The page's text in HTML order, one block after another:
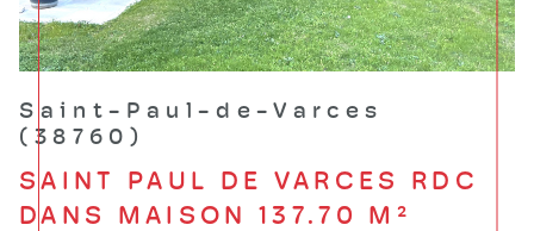
Saint-Paul-de-Varces
(38760)
SAINT PAUL DE VARCES RDC
DANS MAISON 137.70 M²